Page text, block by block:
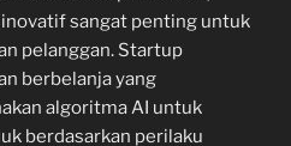
sangat penting untuk
pelanggan. Startup
berbelanja yang
algoritma AI untuk
berdasarkan perilaku